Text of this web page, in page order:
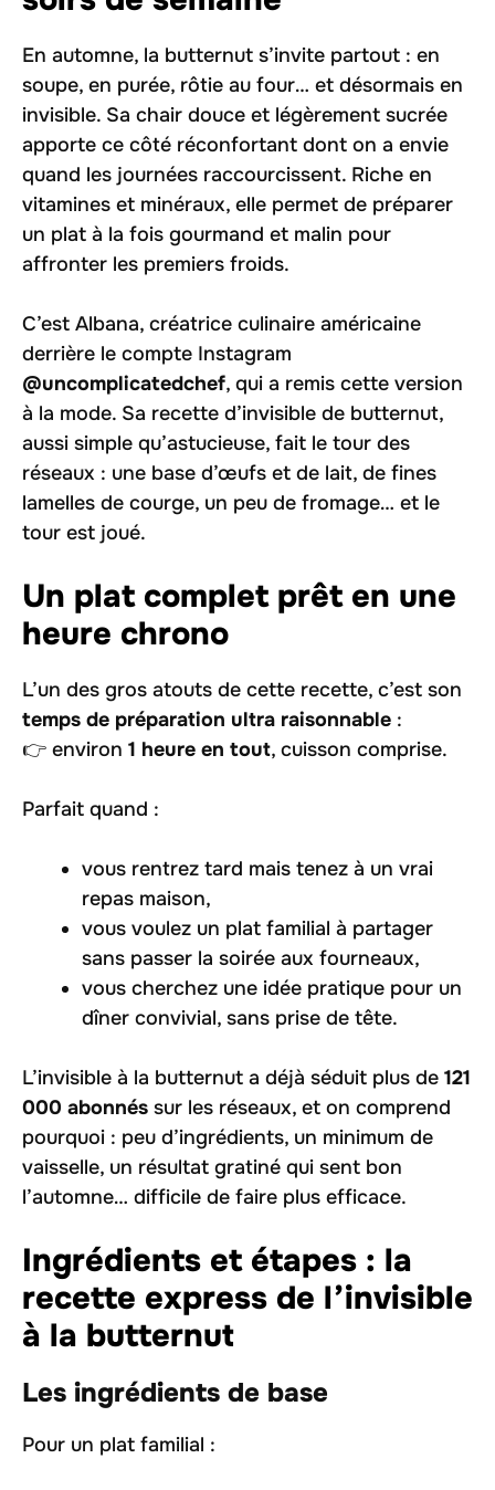
En automne, la butternut s’invite partout : en
soupe, en purée, rôtie au four… et désormais en
invisible. Sa chair douce et légèrement sucrée
apporte ce côté réconfortant dont on a envie
quand les journées raccourcissent. Riche en
vitamines et minéraux, elle permet de préparer
un plat à la fois gourmand et malin pour
affronter les premiers froids.
C’est Albana, créatrice culinaire américaine
derrière le compte Instagram
@uncomplicatedchef, qui a remis cette version
à la mode. Sa recette d’invisible de butternut,
aussi simple qu’astucieuse, fait le tour des
réseaux : une base d’œufs et de lait, de fines
lamelles de courge, un peu de fromage… et le
tour est joué.
Un plat complet prêt en une
heure chrono
L’un des gros atouts de cette recette, c’est son
temps de préparation ultra raisonnable :
👉 environ 1 heure en tout, cuisson comprise.
Parfait quand :
vous rentrez tard mais tenez à un vrai
repas maison,
vous voulez un plat familial à partager
sans passer la soirée aux fourneaux,
vous cherchez une idée pratique pour un
dîner convivial, sans prise de tête.
L’invisible à la butternut a déjà séduit plus de 121
000 abonnés sur les réseaux, et on comprend
pourquoi : peu d’ingrédients, un minimum de
vaisselle, un résultat gratiné qui sent bon
l’automne… difficile de faire plus efficace.
Ingrédients et étapes : la
recette express de l’invisible
à la butternut
Les ingrédients de base
Pour un plat familial :